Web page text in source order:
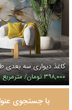
کاغذ دیواری سه بعدی
۳۹۸,۰۰۰ تومان/ مترمربع
با جستجوی